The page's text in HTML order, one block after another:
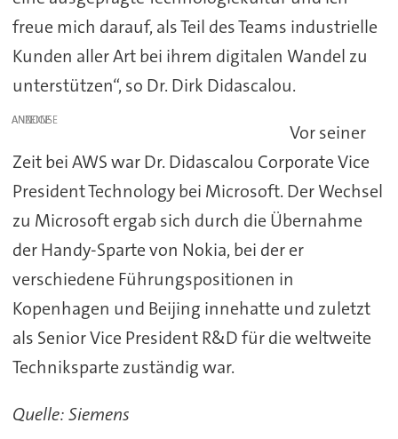
freue mich darauf, als Teil des Teams industrielle
Kunden aller Art bei ihrem digitalen Wandel zu
unterstützen“, so Dr. Dirk Didascalou.
ANZEIGE
Vor seiner
Zeit bei AWS war Dr. Didascalou Corporate Vice
President Technology bei Microsoft. Der Wechsel
zu Microsoft ergab sich durch die Übernahme
der Handy-Sparte von Nokia, bei der er
verschiedene Führungspositionen in
Kopenhagen und Beijing innehatte und zuletzt
als Senior Vice President R&D für die weltweite
Techniksparte zuständig war.
Quelle: Siemens